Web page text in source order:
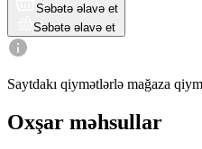
Səbətə əlavə et
Səbətə əlavə et
Saytdakı qiymətlərlə mağaza
Oxşar məhsullar